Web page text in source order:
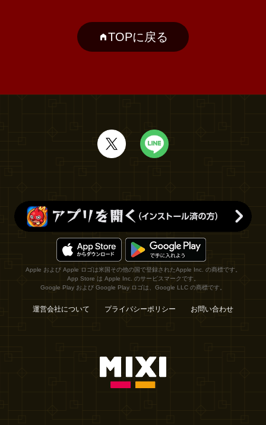
TOPに戻る
Apple および Apple ロゴは米国その他の国で登録されたApple Inc. の商標です。
App Store は Apple Inc. のサービスマークです。
Google Play および Google Play ロゴは、Google LLC の商標です。
運営会社について プライバシーポリシー お問い合わせ